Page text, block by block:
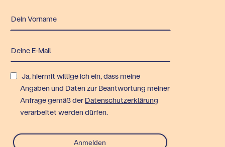
Ja, hiermit willige ich ein, dass meine
Angaben und Daten zur Beantwortung meiner
Anfrage gemäß der Datenschutzerklärung
verarbeitet werden dürfen.